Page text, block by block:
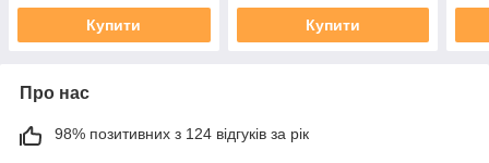
Купити Купити
Про нас
98% позитивних з 124 відгуків за рік